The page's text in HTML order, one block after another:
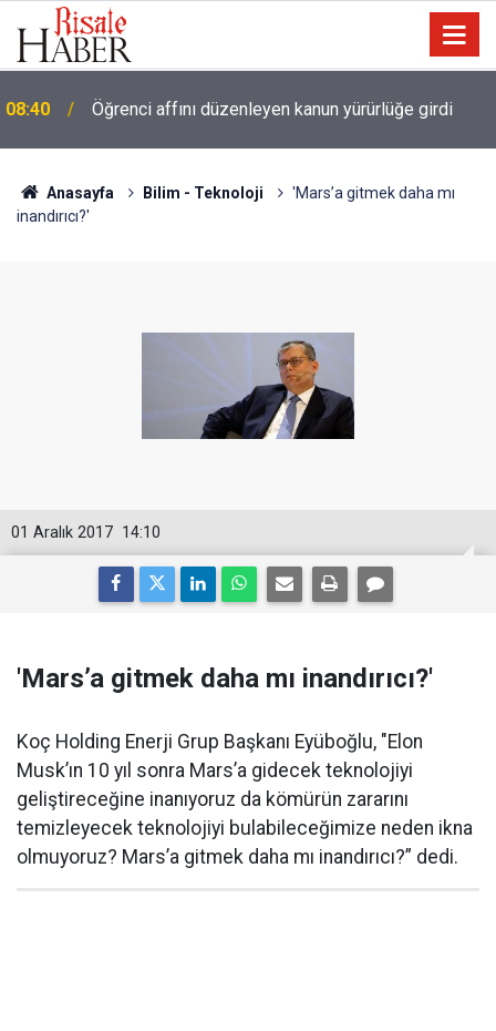
08:40 Öğrenci affını düzenleyen kanun yürürlüğe girdi
Anasayfa Bilim - Teknoloji
'Mars’a gitmek daha mı
inandırıcı?'
14:10
01 Aralık 2017
'Mars’a gitmek daha mı inandırıcı?'
Koç Holding Enerji Grup Başkanı Eyüboğlu, "Elon
Musk’ın 10 yıl sonra Mars’a gidecek teknolojiyi
geliştireceğine inanıyoruz da kömürün zararını
temizleyecek teknolojiyi bulabileceğimize neden ikna
olmuyoruz? Mars’a gitmek daha mı inandırıcı?” dedi.